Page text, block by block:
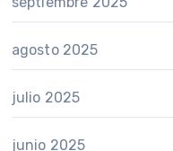
agosto 2025
julio 2025
junio 2025